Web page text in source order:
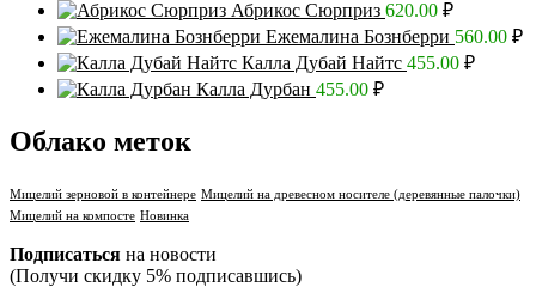
Абрикос Сюрприз 620.00 ₽
Ежемалина Бознберри 560.00 ₽
Калла Дубай Найтс 455.00 ₽
Калла Дурбан 455.00 ₽
Облако меток
Мицелий зерновой в контейнере Мицелий на древесном носителе (деревянные палочки)
Мицелий на компосте Новинка
Подписаться на новости
(Получи скидку 5% подписавшись)